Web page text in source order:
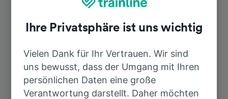
Derendingen
Nach A Coruña-San Cristovo
Ihre Privatsphäre ist uns wichtig
Vielen Dank für Ihr Vertrauen. Wir sind
uns bewusst, dass der Umgang mit Ihren
persönlichen Daten eine große
Verantwortung darstellt. Daher möchten